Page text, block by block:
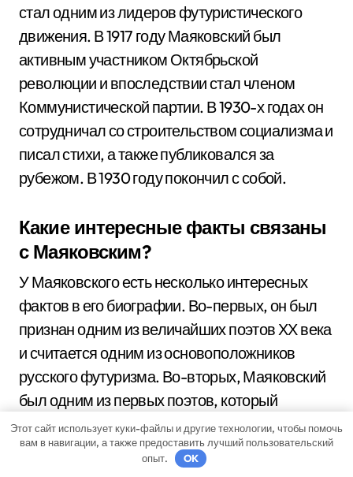
стал одним из лидеров футуристического
движения. В 1917 году Маяковский был
активным участником Октябрьской
революции и впоследствии стал членом
Коммунистической партии. В 1930-х годах он
сотрудничал со строительством социализма и
писал стихи, а также публиковался за
рубежом. В 1930 году покончил с собой.
Какие интересные факты связаны
с Маяковским?
У Маяковского есть несколько интересных
фактов в его биографии. Во-первых, он был
признан одним из величайших поэтов ХХ века
и считается одним из основоположников
русского футуризма. Во-вторых, Маяковский
был одним из первых поэтов, который
активно использовал новые технологии,
такие как кино и радио, для распространения
своей поэзии. Кроме того, он был известен
Этот сайт использует куки-файлы и другие технологии, чтобы помочь
вам в навигации, а также предоставить лучший пользовательский
опыт.
OK